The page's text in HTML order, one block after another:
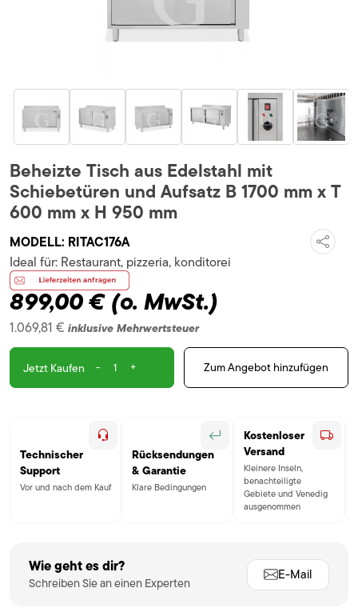
Beheizte Tisch aus Edelstahl mit
Schiebetüren und Aufsatz B 1700 mm x T
600 mm x H 950 mm
MODELL: RITAC176A
899,00 €(o. MwSt.)
1.069,81 € inklusive Mehrwertsteuer
Ideal für: Restaurant, pizzeria, konditorei
Jetzt Kaufen - + Zum Angebot hinzufügen
Technischer
Support
Vor und nach dem Kauf
Rücksendungen
& Garantie
Klare Bedingungen
Kostenloser
Versand
Kleinere Inseln,
benachteiligte
Gebiete und Venedig
ausgenommen
Wie geht es dir?
Schreiben Sie an einen Experten
E-Mail